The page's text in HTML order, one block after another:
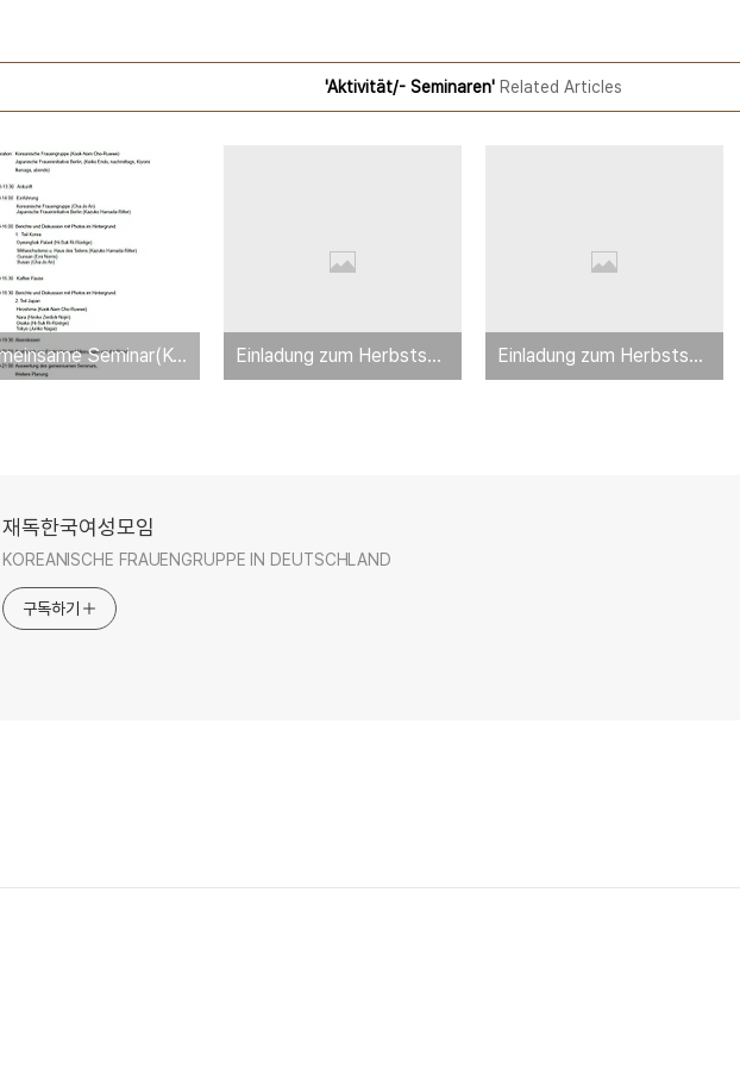
'Aktivität/- Seminaren' Related Articles
Gemeinsame Seminar(Koreanische Frauengruppe u. Japanische Fraueninitiative Berlin) 08.11.2014 Einladung zum Herbstseminar am 30.10.-01.11.2009 Einladung zum Herbstseminar am 16.-18.11.2007
재독한국여성모임
KOREANISCHE FRAUENGRUPPE IN DEUTSCHLAND
구독하기